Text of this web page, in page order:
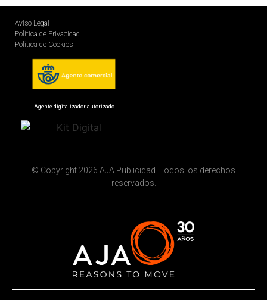
Aviso Legal
Política de Privacidad
Política de Cookies
Agente digitalizador autorizado
© Copyright 2026 AJA Publicidad. Todos los derechos
reservados.